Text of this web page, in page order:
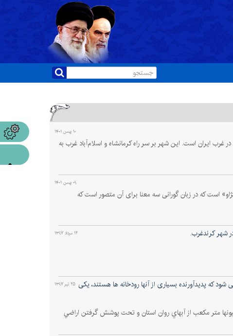
۱۰ بهمن ۱۴۰۱
غرب ایران است. این شهر بر سر راه کرمانشاه و اسلام‌آباد غرب به
۰۹ بهمن ۱۴۰۱
است که در زبان گورانی سه معنا برای آن متصور است که
۱۲ مرداد ۱۳۹۷ شهر کرندغرب.
۲۵ تیر ۱۳۹۷ که پدیدآورنده بسیاری از آنها رودخانه ها هستند، یکی
متر مكعب از آبهاي روان استان و تحت پوشش گرفتن اراضي